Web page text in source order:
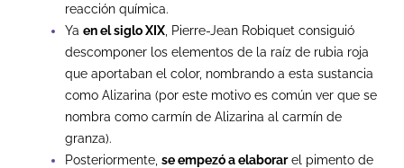
reacción química.
Ya en el siglo XIX , Pierre-Jean Robiquet consiguió
descomponer los elementos de la raíz de rubia roja
que aportaban el color, nombrando a esta sustancia
como Alizarina (por este motivo es común ver que se
nombra como carmín de Alizarina al carmín de
granza).
Posteriormente, se empezó a elaborarel pimento de